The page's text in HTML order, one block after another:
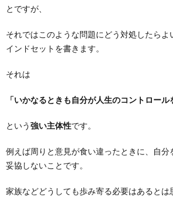
とですが、
それではこのような問題にどう対処したらよ
インドセットを書きます。
それは
「いかなるときも自分が人生のコントロール
という強い主体性です。
例えば周りと意見が食い違ったときに、自分
妥協しないことです。
家族などどうしても歩み寄る必要はあるとは